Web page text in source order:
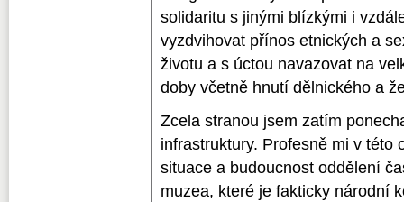
solidaritu s jinými blízkými i
vyzdvihovat přínos etnických a
životu a s úctou navazovat na
doby včetně hnutí dělnického a
Zcela stranou jsem zatím
infrastruktury. Profesně mi v této
situace a budoucnost oddělení
muzea, které je fakticky národní